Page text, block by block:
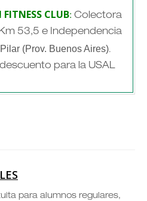
CLUB: Colectora
53,5 e Independencia
Pilar (Prov. Buenos Aires).
para la USAL
para alumnos regulares,